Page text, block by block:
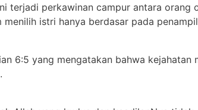
terjadi perkawinan campur antara
istri hanya berdasar pada
6:5 yang mengatakan bahwa